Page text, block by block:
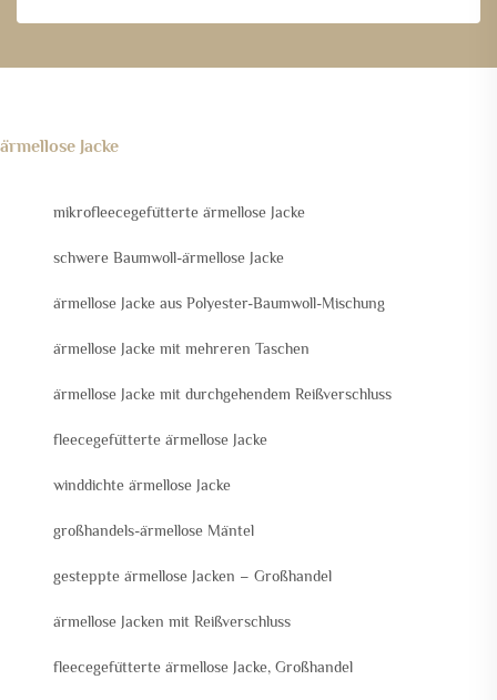
ärmellose Jacke
mikrofleecegefütterte ärmellose Jacke
schwere Baumwoll-ärmellose Jacke
ärmellose Jacke aus Polyester-Baumwoll-Mischung
ärmellose Jacke mit mehreren Taschen
ärmellose Jacke mit durchgehendem Reißverschluss
fleecegefütterte ärmellose Jacke
winddichte ärmellose Jacke
großhandels-ärmellose Mäntel
gesteppte ärmellose Jacken – Großhandel
ärmellose Jacken mit Reißverschluss
fleecegefütterte ärmellose Jacke, Großhandel